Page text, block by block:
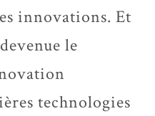
innovations. Et
le
technologies